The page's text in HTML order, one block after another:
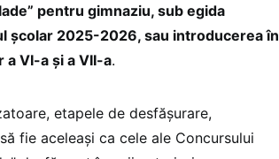
pentru gimnaziu, sub egida
școlar 2025-2026, sau introducerea în
a VI-a și a VII-a.
etapele de desfăşurare,
fie aceleaşi ca cele ale Concursului